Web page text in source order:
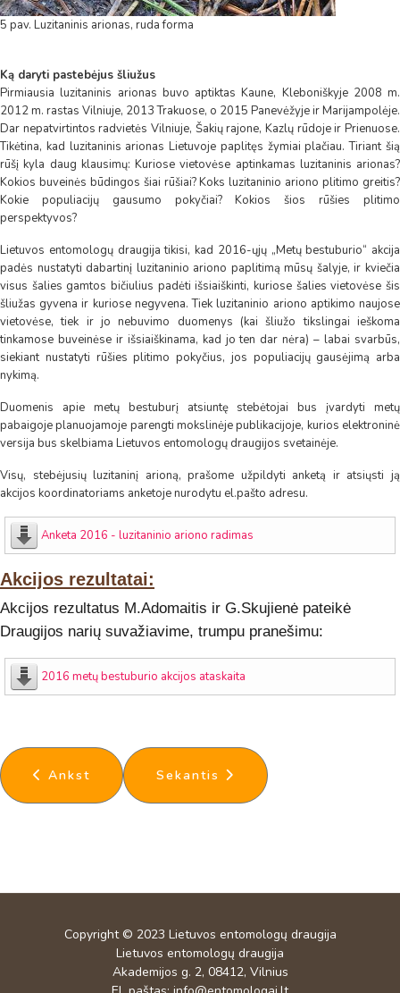
5 pav. Luzitaninis arionas, ruda forma
Ką daryti pastebėjus šliužus
Pirmiausia luzitaninis arionas buvo aptiktas Kaune, Kleboniškyje 2008 m.
2012 m. rastas Vilniuje, 2013 Trakuose, o 2015 Panevėžyje ir Marijampolėje.
Dar nepatvirtintos radvietės Vilniuje, Šakių rajone, Kazlų rūdoje ir Prienuose.
Tikėtina, kad luzitaninis arionas Lietuvoje paplitęs žymiai plačiau. Tiriant šią
rūšį kyla daug klausimų: Kuriose vietovėse aptinkamas luzitaninis arionas?
Kokios buveinės būdingos šiai rūšiai? Koks luzitaninio ariono plitimo greitis?
Kokie populiacijų gausumo pokyčiai? Kokios šios rūšies plitimo
perspektyvos?
Lietuvos entomologų draugija tikisi, kad 2016-ųjų „Metų bestuburio“ akcija
padės nustatyti dabartinį luzitaninio ariono paplitimą mūsų šalyje, ir kviečia
visus šalies gamtos bičiulius padėti išsiaiškinti, kuriose šalies vietovėse šis
šliužas gyvena ir kuriose negyvena. Tiek luzitaninio ariono aptikimo naujose
vietovėse, tiek ir jo nebuvimo duomenys (kai šliužo tikslingai ieškoma
tinkamose buveinėse ir išsiaiškinama, kad jo ten dar nėra) – labai svarbūs,
siekiant nustatyti rūšies plitimo pokyčius, jos populiacijų gausėjimą arba
nykimą.
Duomenis apie metų bestuburį atsiuntę stebėtojai bus įvardyti metų
pabaigoje planuojamoje parengti mokslinėje publikacijoje, kurios elektroninė
versija bus skelbiama Lietuvos entomologų draugijos svetainėje.
Visų, stebėjusių luzitaninį arioną, prašome užpildyti anketą ir atsiųsti ją
akcijos koordinatoriams anketoje nurodytu el.pašto adresu.
Anketa 2016 - luzitaninio ariono radimas
Akcijos rezultatai:
Akcijos rezultatus M.Adomaitis ir G.Skujienė pateikė
Draugijos narių suvažiavime, trumpu pranešimu:
2016 metų bestuburio akcijos ataskaita
Ankstesnis straipsnis: 2016 metų vabzdys -
Ankst Kitas straipsnis: 2015 metų
Sekantis
Copyright © 2023 Lietuvos entomologų draugija
Lietuvos entomologų draugija
Akademijos g. 2, 08412, Vilnius